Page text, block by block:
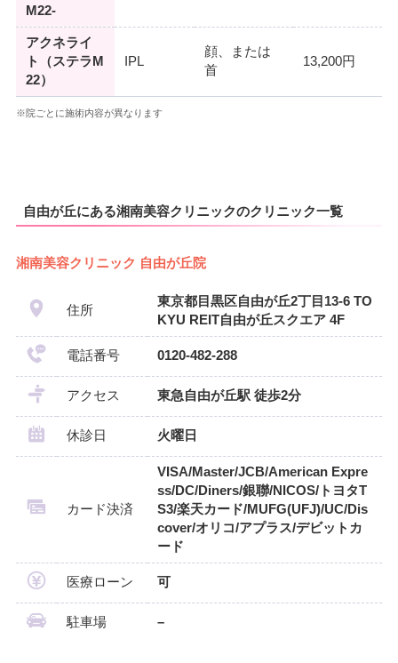
M22-
アクネライ
ト（ステラM
22）
IPL
顔、または
首
13,200円
※院ごとに施術内容が異なります
自由が丘にある湘南美容クリニックのクリニック一覧
湘南美容クリニック 自由が丘院
住所
東京都目黒区自由が丘2丁目13-6 TO
KYU REIT自由が丘スクエア 4F
電話番号 0120-482-288
アクセス 東急自由が丘駅 徒歩2分
休診日 火曜日
カード決済
VISA/Master/JCB/American Expre
ss/DC/Diners/銀聯/NICOS/トヨタT
S3/楽天カード/MUFG(UFJ)/UC/Dis
cover/オリコ/アプラス/デビットカ
ード
医療ローン 可
駐車場 –